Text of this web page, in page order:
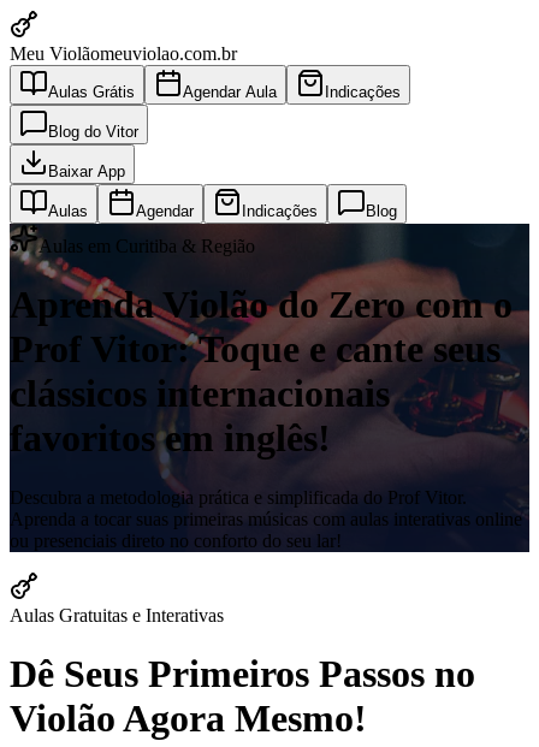
Meu Violãomeuviolao.com.br
Aulas Grátis Agendar Aula Indicações
Blog do Vitor
Baixar App
Aulas Agendar Indicações Blog
Aulas em Curitiba & Região
Aprenda Violão do Zero com o
Prof Vitor: Toque e cante seus
clássicos internacionais
favoritos em inglês!
Descubra a metodologia prática e simplificada do Prof Vitor.
Aprenda a tocar suas primeiras músicas com aulas interativas online
ou presenciais direto no conforto do seu lar!
Aulas Gratuitas e Interativas
Dê Seus Primeiros Passos no
Violão Agora Mesmo!